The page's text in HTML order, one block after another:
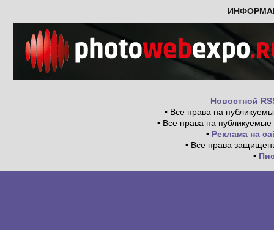
Новостной
• Все права на
• Все права на
• Реклама на
• Все права
•